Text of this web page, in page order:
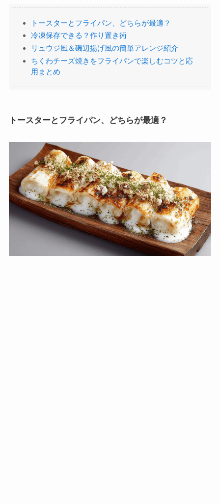
トースターとフライパン、どちらが最適？
冷凍保存できる？作り置き術
リュウジ風＆磯辺揚げ風の簡単アレンジ紹介
ちくわチーズ焼きをフライパンで楽しむコツと応
用まとめ
トースターとフライパン、どちらが最適？